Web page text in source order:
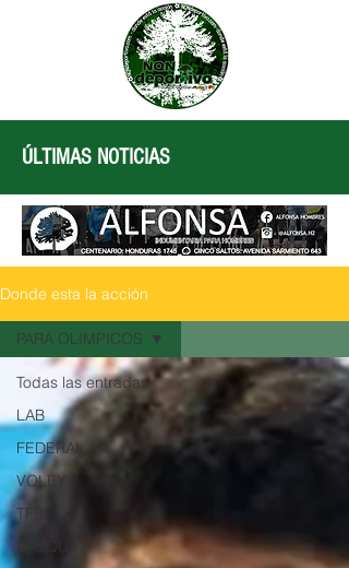
ÚLTIMAS NOTICIAS
Donde esta la acción
Todas las entradas
LAB
FEDERAL A
VOLEY
TFB
PARA OLIMPICOS